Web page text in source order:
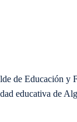
de Educación y
educativa de